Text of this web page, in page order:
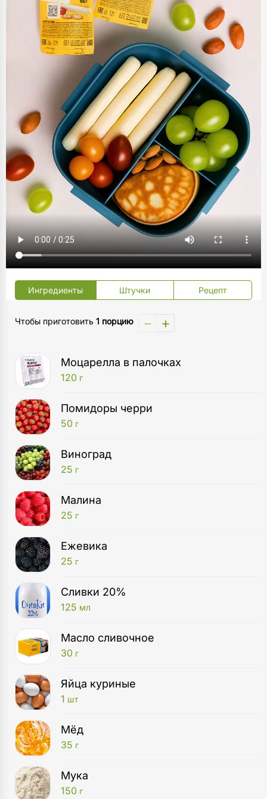
Ингредиенты Штучки Рецепт
Чтобы приготовить 1 порцию − +
Моцарелла в палочках
120 г
Помидоры черри
50 г
Виноград
25 г
Малина
25 г
Ежевика
25 г
Сливки 20%
125 мл
Масло сливочное
30 г
Яйца куриные
1 шт
Мёд
35 г
Мука
150 г